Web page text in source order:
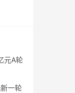
元A轮
一轮